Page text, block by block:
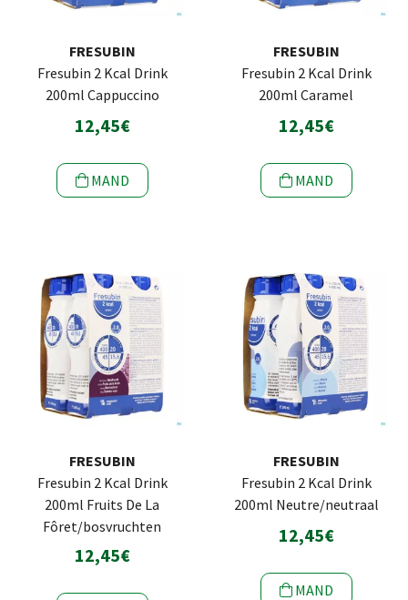
FRESUBIN
Fresubin 2 Kcal Drink
200ml Cappuccino
12,45€
MAND
FRESUBIN
Fresubin 2 Kcal Drink
200ml Caramel
12,45€
MAND
FRESUBIN
Fresubin 2 Kcal Drink
200ml Fruits De La
Fôret/bosvruchten
12,45€
FRESUBIN
Fresubin 2 Kcal Drink
200ml Neutre/neutraal
12,45€
MAND